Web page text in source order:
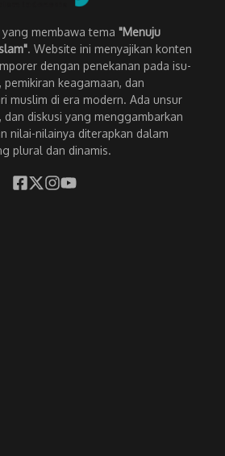
membawa tema "Menuju
. Website ini menyajikan konten
dengan penekanan pada isu-
pemikiran keagamaan, dan
muslim di era modern. Ada unsur
dan diskusi yang menggambarkan
nilai-nilainya diterapkan dalam
plural dan dinamis.